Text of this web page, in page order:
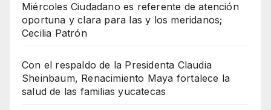
Miércoles Ciudadano es referente de atención
oportuna y clara para las y los meridanos;
Cecilia Patrón
Con el respaldo de la Presidenta Claudia
Sheinbaum, Renacimiento Maya fortalece la
salud de las familias yucatecas